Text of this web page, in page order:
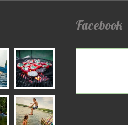
Facebook